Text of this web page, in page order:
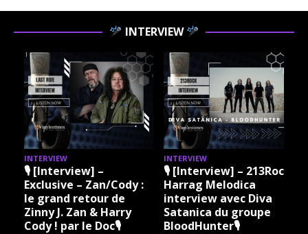
INTERVIEW
INTERVIEW
🎙 [Interview] –
Exclusive – Zan/Cody :
le grand retour de
Zinny J. Zan & Harry
Cody ! par le Doc🎙
INTERVIEW
🎙 [Interview] – 213Rock
Harrag Melodica
interview avec Diva
Satanica du groupe
BloodHunter🎙